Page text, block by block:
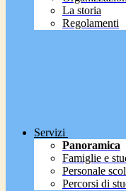
La storia
Regolamenti
Servizi
Panoramica
Famiglie e
Personale
Percorsi di